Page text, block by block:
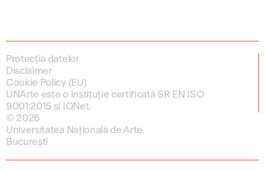
Protecția datelor
Disclaimer
Cookie Policy (EU)
UNArte este o instituție certificată SR EN ISO
9001:2015 și IQNet.
© 2026
Universitatea Națională de Arte
București